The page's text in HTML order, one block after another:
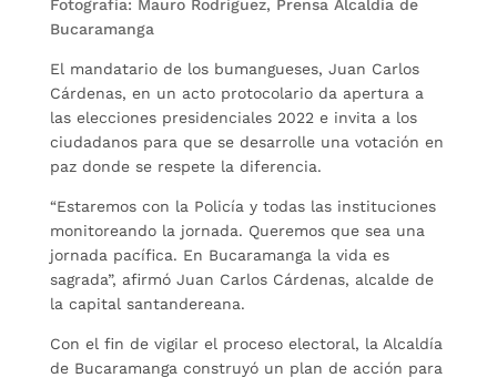
Fotografía: Mauro Rodríguez, Prensa Alcaldía de
Bucaramanga
El mandatario de los bumangueses, Juan Carlos
Cárdenas, en un acto protocolario da apertura a
las elecciones presidenciales 2022 e invita a los
ciudadanos para que se desarrolle una votación en
paz donde se respete la diferencia.
“Estaremos con la Policía y todas las instituciones
monitoreando la jornada. Queremos que sea una
jornada pacífica. En Bucaramanga la vida es
sagrada”, afirmó Juan Carlos Cárdenas, alcalde de
la capital santandereana.
Con el fin de vigilar el proceso electoral, la Alcaldía
de Bucaramanga construyó un plan de acción para